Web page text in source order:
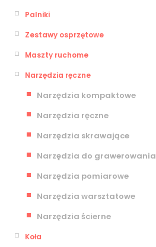
Palniki
Zestawy osprzętowe
Maszty ruchome
Narzędzia ręczne
Narzędzia kompaktowe
Narzędzia ręczne
Narzędzia skrawające
Narzędzia do grawerowania
Narzędzia pomiarowe
Narzędzia warsztatowe
Narzędzia ścierne
Koła